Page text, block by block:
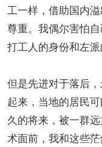
工一样，借助国内
尊重。我偶尔害怕
打工人的身份和左派
但是先进对于落后
起来，当地的居民
久的将来，被一群
术面前，我和这些